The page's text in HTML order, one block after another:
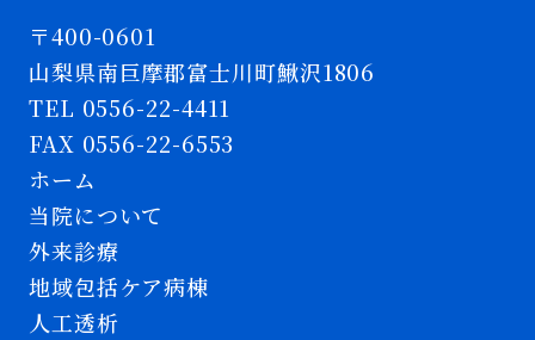
〒400-0601
山梨県南巨摩郡富士川町鰍沢1806
TEL 0556-22-4411
FAX 0556-22-6553
ホーム
当院について
外来診療
地域包括ケア病棟
人工透析